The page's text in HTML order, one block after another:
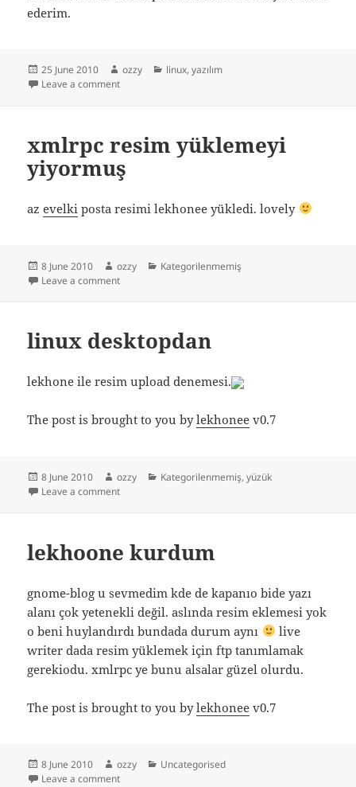
ederim.
Posted
on
25 June 2010 Author
ozzy Categories
linux,yazılım
Leave a commenton qt sınavları
xmlrpc resim yüklemeyi
yiyormuş
azevelki posta resimi lekhonee yükledi. lovely
Posted
on
8 June 2010 Author
ozzy Categories
Kategorilenmemiş
Leave a commenton xmlrpc resim yüklemeyi yiyormuş
linux desktopdan
lekhone ile resim upload denemesi.
The post is brought to you bylekhonee v0.7
Posted
on
8 June 2010 Author
ozzy Categories
Kategorilenmemiş,yüzük
Leave a commenton linux desktopdan
lekhoone kurdum
gnome-blog u sevmedim kde de kapanıo bide yazı
alanı çok yetenekli değil. aslında resim eklemesi yok
o beni huylandırdı bundada durum aynı
live
writer dada resim yüklemek için ftp tanımlamak
gerekiodu. xmlrpc ye bunu alsalar güzel olurdu.
The post is brought to you bylekhonee v0.7
Posted
on
8 June 2010 Author
ozzy Categories
Uncategorised
Leave a commenton lekhoone kurdum